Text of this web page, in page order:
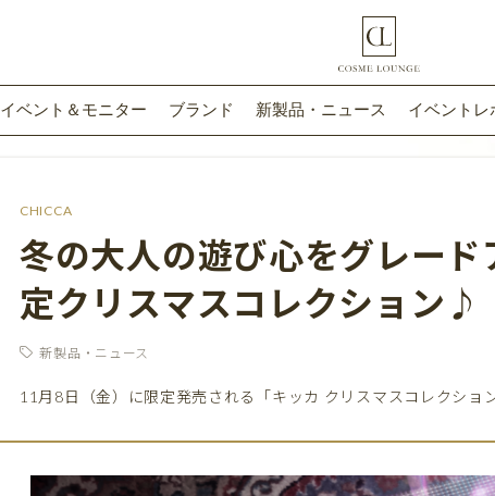
イベント＆モニター ブランド 新製品・ニュース イベントレ
CHICCA
冬の大人の遊び心をグレード
定クリスマスコレクション♪
新製品・ニュース
11月8日（金）に限定発売される「キッカ クリスマスコレクショ